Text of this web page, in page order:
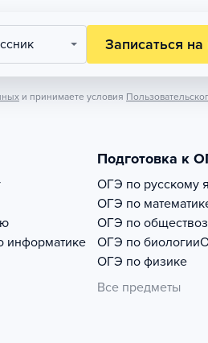
Записаться
и принимаете условия
информатике
Подготовка к
ОГЭ по русскому
ОГЭ по
ОГЭ по
ОГЭ по биологии
ОГЭ по физике
Все предметы